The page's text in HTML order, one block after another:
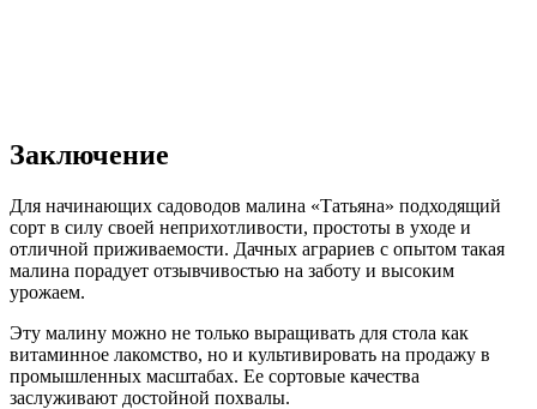
Заключение
Для начинающих садоводов малина «Татьяна» подходящий
сорт в силу своей неприхотливости, простоты в уходе и
отличной приживаемости. Дачных аграриев с опытом такая
малина порадует отзывчивостью на заботу и высоким
урожаем.
Эту малину можно не только выращивать для стола как
витаминное лакомство, но и культивировать на продажу в
промышленных масштабах. Ее сортовые качества
заслуживают достойной похвалы.